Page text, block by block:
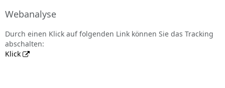
Webanalyse
Durch einen Klick auf folgenden Link können Sie das Tracking
abschalten:
Klick